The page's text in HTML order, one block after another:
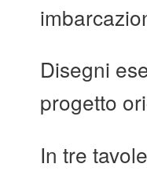
Disegni
progetto
In tre